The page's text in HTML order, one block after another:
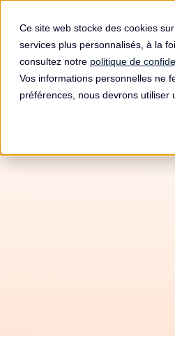
Ce site web stocke des cookies
services plus personnalisés, à la
consultez notre politique de
Vos informations personnelles ne
préférences, nous devrons utiliser